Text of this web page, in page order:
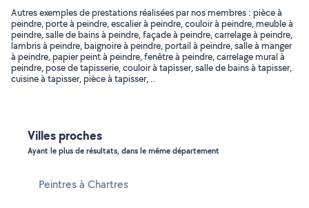
Autres exemples de prestations réalisées par nos membres : pièce à
peindre, porte à peindre, escalier à peindre, couloir à peindre, meuble à
peindre, salle de bains à peindre, façade à peindre, carrelage à peindre,
lambris à peindre, baignoire à peindre, portail à peindre, salle à manger
à peindre, papier peint à peindre, fenêtre à peindre, carrelage mural à
peindre, pose de tapisserie, couloir à tapisser, salle de bains à tapisser,
cuisine à tapisser, pièce à tapisser, ..
Villes proches
Ayant le plus de résultats, dans le même département
Peintres à Chartres